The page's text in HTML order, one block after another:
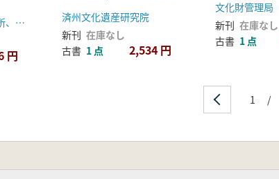
国立昌原文化財研究所、山清郡
円
済州文化遺産研究院
新刊 在庫なし
古書 1 点 2,534 円
新刊 在庫なし
古書 1 点
1 /